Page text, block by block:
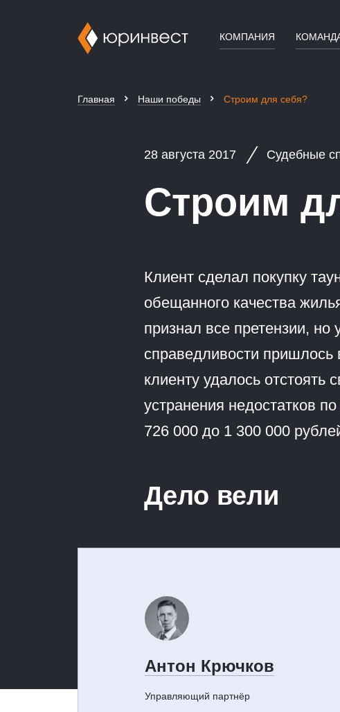
КОМПАНИЯ
Главная Наши победы Строим для себя?
28 августа 2017 Судебные
Строим
Клиент сделал покупку
обещанного качества
признал все претензии,
справедливости
клиенту удалось отстоять
устранения недостатков
726 000 до 1 300 000
Дело вели
Антон Крючков
Управляющий партнёр